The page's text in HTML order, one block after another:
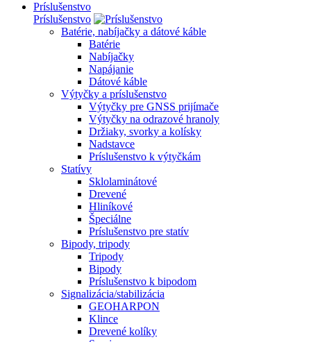
Príslušenstvo
Príslušenstvo
Batérie, nabíjačky a dátové káble
Batérie
Nabíjačky
Napájanie
Dátové káble
Výtyčky a príslušenstvo
Výtyčky pre GNSS prijímače
Výtyčky na odrazové hranoly
Držiaky, svorky a kolísky
Nadstavce
Príslušenstvo k výtyčkám
Statívy
Sklolaminátové
Drevené
Hliníkové
Špeciálne
Príslušenstvo pre statív
Bipody, tripody
Tripody
Bipody
Príslušenstvo k bipodom
Signalizácia/stabilizácia
GEOHARPON
Klince
Drevené kolíky